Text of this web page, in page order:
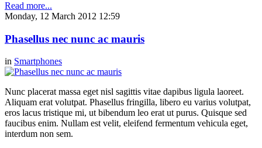
Read more...
Monday, 12 March 2012 12:59
Phasellus nec nunc ac mauris
in Smartphones
Nunc placerat massa eget nisl sagittis vitae dapibus ligula laoreet.
Aliquam erat volutpat. Phasellus fringilla, libero eu varius volutpat,
eros lacus tristique mi, ut bibendum leo erat ut purus. Quisque sed
faucibus enim. Nullam est velit, eleifend fermentum vehicula eget,
interdum non sem.